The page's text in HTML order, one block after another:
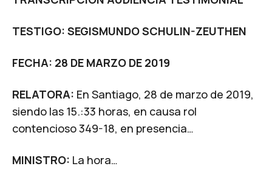
TESTIGO: SEGISMUNDO SCHULIN-ZEUTHEN
FECHA: 28 DE MARZO DE 2019
RELATORA: En Santiago, 28 de marzo de 2019,
siendo las 15.:33 horas, en causa rol
contencioso 349-18, en presencia…
MINISTRO: La hora…